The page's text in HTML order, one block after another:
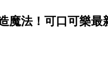
魔法！可口可樂